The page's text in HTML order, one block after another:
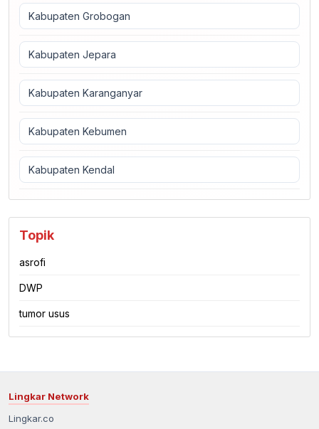
Kabupaten Grobogan
Kabupaten Jepara
Kabupaten Karanganyar
Kabupaten Kebumen
Kabupaten Kendal
Topik
asrofi
DWP
tumor usus
Lingkar Network
Lingkar.co